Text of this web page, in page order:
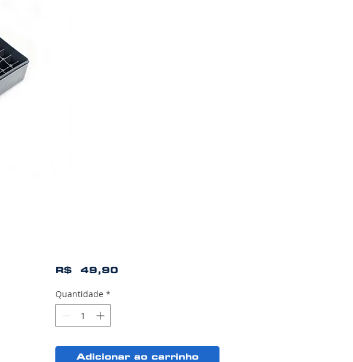
R$ 49,90Preço
Quantidade *
Adicionar ao carrinho